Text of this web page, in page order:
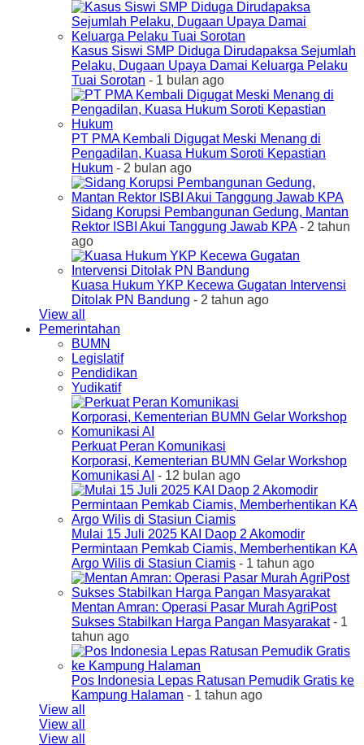
Kasus Siswi SMP Diduga Dirudapaksa Sejumlah
Pelaku, Dugaan Upaya Damai Keluarga Pelaku
Tuai Sorotan - 1 bulan ago
PT PMA Kembali Digugat Meski Menang di
Pengadilan, Kuasa Hukum Soroti Kepastian
Hukum - 2 bulan ago
Sidang Korupsi Pembangunan Gedung, Mantan
Rektor ISBI Akui Tanggung Jawab KPA- 2 tahun
ago
Kuasa Hukum YKP Kecewa Gugatan Intervensi
Ditolak PN Bandung - 2 tahun ago
View all
Pemerintahan
BUMN
Legislatif
Pendidikan
Yudikatif
Perkuat Peran Komunikasi
Korporasi, Kementerian BUMN Gelar Workshop
Komunikasi AI - 12 bulan ago
Mulai 15 Juli 2025 KAI Daop 2 Akomodir
Permintaan Pemkab Ciamis, Memberhentikan KA
Argo Wilis di Stasiun Ciamis - 1 tahun ago
Mentan Amran: Operasi Pasar Murah AgriPost
Sukses Stabilkan Harga Pangan Masyarakat- 1
tahun ago
Pos Indonesia Lepas Ratusan Pemudik Gratis ke
Kampung Halaman - 1 tahun ago
View all
View all
View all